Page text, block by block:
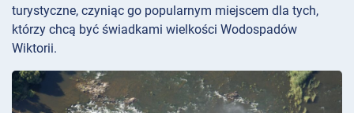
turystyczne, czyniąc go popularnym miejscem dla tych,
którzy chcą być świadkami wielkości Wodospadów
Wiktorii.